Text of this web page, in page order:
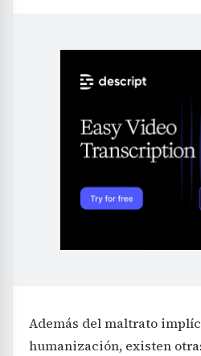
Además del maltrato
humanización, existen